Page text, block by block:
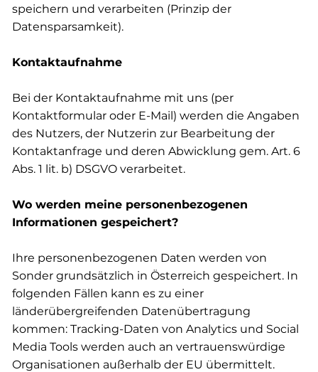
speichern und verarbeiten (Prinzip der
Datensparsamkeit).
Kontaktaufnahme
Bei der Kontaktaufnahme mit uns (per
Kontaktformular oder E-Mail) werden die Angaben
des Nutzers, der Nutzerin zur Bearbeitung der
Kontaktanfrage und deren Abwicklung gem. Art. 6
Abs. 1 lit. b) DSGVO verarbeitet.
Wo werden meine personenbezogenen
Informationen gespeichert?
Ihre personenbezogenen Daten werden von
Sonder grundsätzlich in Österreich gespeichert. In
folgenden Fällen kann es zu einer
länderübergreifenden Datenübertragung
kommen: Tracking-Daten von Analytics und Social
Media Tools werden auch an vertrauenswürdige
Organisationen außerhalb der EU übermittelt.